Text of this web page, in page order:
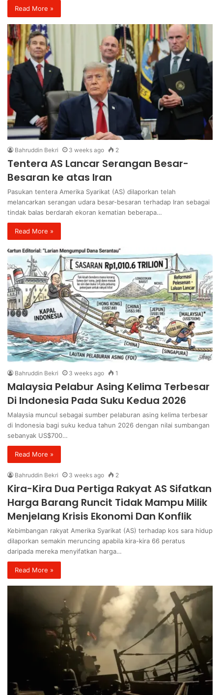
Read More »
Bahruddin Bekri 3 weeks ago 2
Tentera AS Lancar Serangan Besar-
Besaran ke atas Iran
Pasukan tentera Amerika Syarikat (AS) dilaporkan telah
melancarkan serangan udara besar-besaran terhadap Iran sebagai
tindak balas berdarah ekoran kematian beberapa…
Read More »
Bahruddin Bekri 3 weeks ago 1
Malaysia Pelabur Asing Kelima Terbesar
Di Indonesia Pada Suku Kedua 2026
Malaysia muncul sebagai sumber pelaburan asing kelima terbesar
di Indonesia bagi suku kedua tahun 2026 dengan nilai sumbangan
sebanyak US$700…
Read More »
Bahruddin Bekri 3 weeks ago 2
Kira-Kira Dua Pertiga Rakyat AS Sifatkan
Harga Barang Runcit Tidak Mampu Milik
Menjelang Krisis Ekonomi Dan Konflik
Kebimbangan rakyat Amerika Syarikat (AS) terhadap kos sara hidup
dilaporkan semakin meruncing apabila kira-kira 66 peratus
daripada mereka menyifatkan harga…
Read More »